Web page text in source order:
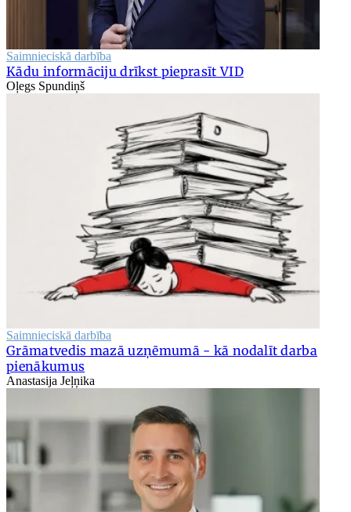
Saimnieciskā darbība
Kādu informāciju drīkst pieprasīt VID
Oļegs Spundiņš
Saimnieciskā darbība
Grāmatvedis mazā uzņēmumā - kā nodalīt darba
pienākumus
Anastasija Jeļņika